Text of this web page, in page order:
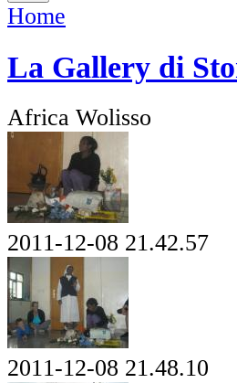
Home
La Gallery di
Africa Wolisso
2011-12-08 21.42.57
2011-12-08 21.48.10